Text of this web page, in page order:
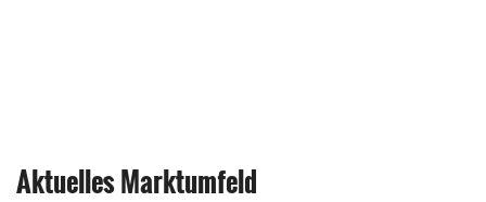
Aktuelles Marktumfeld